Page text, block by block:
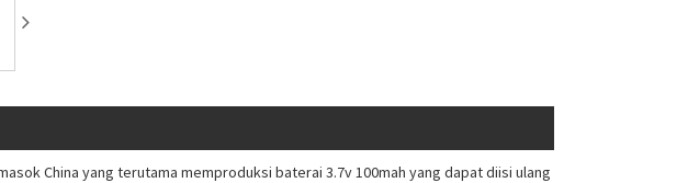
China yang terutama memproduksi baterai 3.7v 100mah yang dapat diisi ulang